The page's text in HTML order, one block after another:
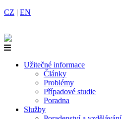
CZ | EN
Užitečné informace
Články
Problémy
Případové studie
Poradna
Služby